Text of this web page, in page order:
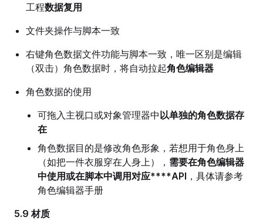
工程数据复用
文件夹操作与脚本一致
右键角色数据文件功能与脚本一致，唯一区别是编辑
（双击）角色数据时，将自动拉起角色编辑器
角色数据的使用
可拖入主视口或对象管理器中以单独的角色数据存
在
角色数据目的是修改角色形象，若想用于角色身上
（如把一件衣服穿在人身上）， 需要在角色编辑器
中使用或在脚本中调用对应****API ，具体请参考
角色编辑器手册
5.9 材质